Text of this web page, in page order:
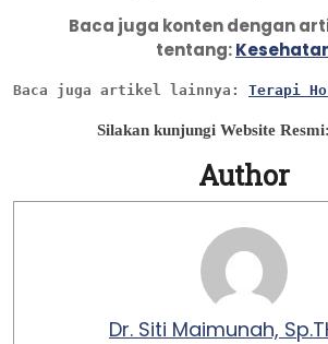
Baca juga konten dengan
tentang:
Baca juga artikel lainnya: Terapi
Silakan kunjungi Website Resmi:
Author
Dr. Siti Maimunah,